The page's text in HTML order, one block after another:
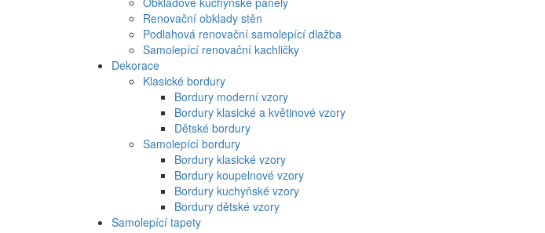
Renovační obklady stěn
Podlahová renovační samolepící dlažba
Samolepící renovační kachličky
Dekorace
Klasické bordury
Bordury moderní vzory
Bordury klasické a květinové vzory
Dětské bordury
Samolepící bordury
Bordury klasické vzory
Bordury koupelnové vzory
Bordury kuchyňské vzory
Bordury dětské vzory
Samolepící tapety